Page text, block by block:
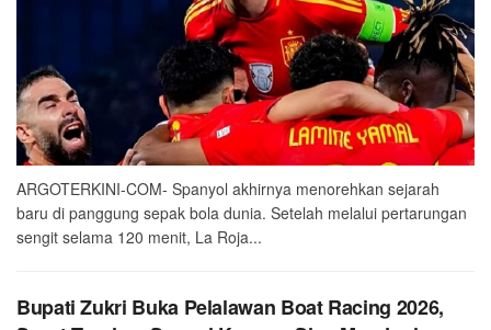
ARGOTERKINI-COM- Spanyol akhirnya menorehkan sejarah
baru di panggung sepak bola dunia. Setelah melalui pertarungan
sengit selama 120 menit, La Roja...
Bupati Zukri Buka Pelalawan Boat Racing 2026,